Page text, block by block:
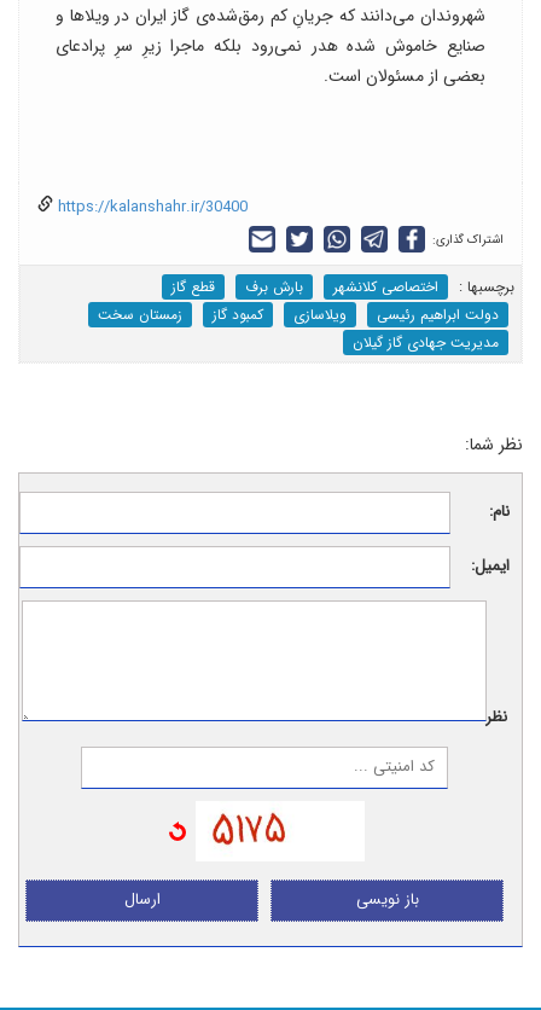
شهروندان می‌دانند که جریانِ کم رمق‌شده‌ی گاز ایران در ویلاها و
صنایع خاموش شده‌ هدر نمی‌رود بلکه ماجرا زیرِ سرِ پرادعای
بعضی از مسئولان است.
https://kalanshahr.ir/30400
اشتراک گذاری:
برچسب‎ها : اختصاصی کلانشهر بارش برف
قطع گاز
دولت ابراهیم رئیسی
ویلاسازی کمبود گاز
زمستان سخت
مدیریت جهادی گاز گیلان
نظر شما:
نام:
ایمیل:
نظر:
ارسال باز نویسی